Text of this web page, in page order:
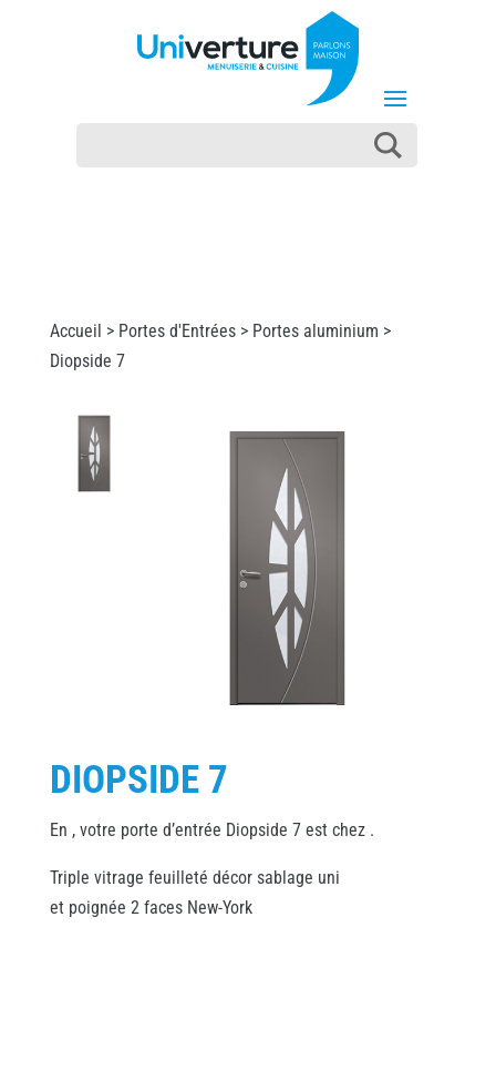
Accueil > Portes d'Entrées> Portes aluminium >
Diopside 7
DIOPSIDE 7
En , votre porte d’entrée Diopside 7 est chez .
Triple vitrage feuilleté décor sablage uni
et poignée 2 faces New-York